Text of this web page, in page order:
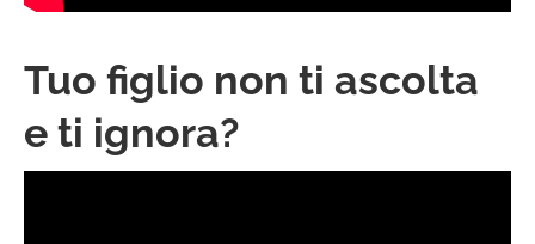
Tuo figlio non ti ascolta
e ti ignora?